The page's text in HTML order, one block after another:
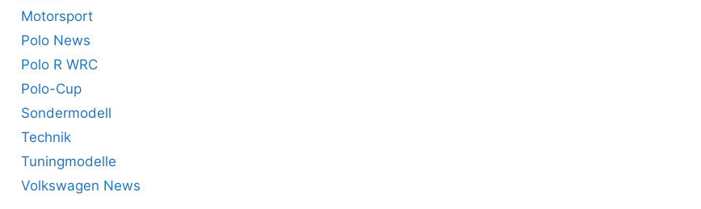
Motorsport
Polo News
Polo R WRC
Polo-Cup
Sondermodell
Technik
Tuningmodelle
Volkswagen News